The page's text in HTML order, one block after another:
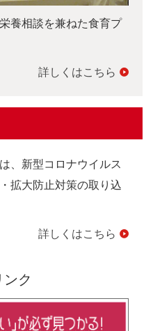
養相談を兼ねた食育プ
詳しくはこちら
、新型コロナウイルス
拡大防止対策の取り込
詳しくはこちら
ンク